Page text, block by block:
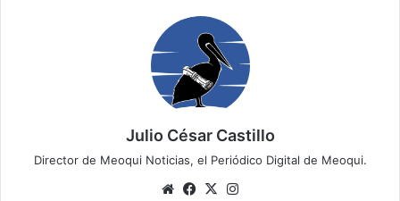
Julio César Castillo
Director de Meoqui Noticias, el Periódico Digital de Meoqui.
We Fa
X